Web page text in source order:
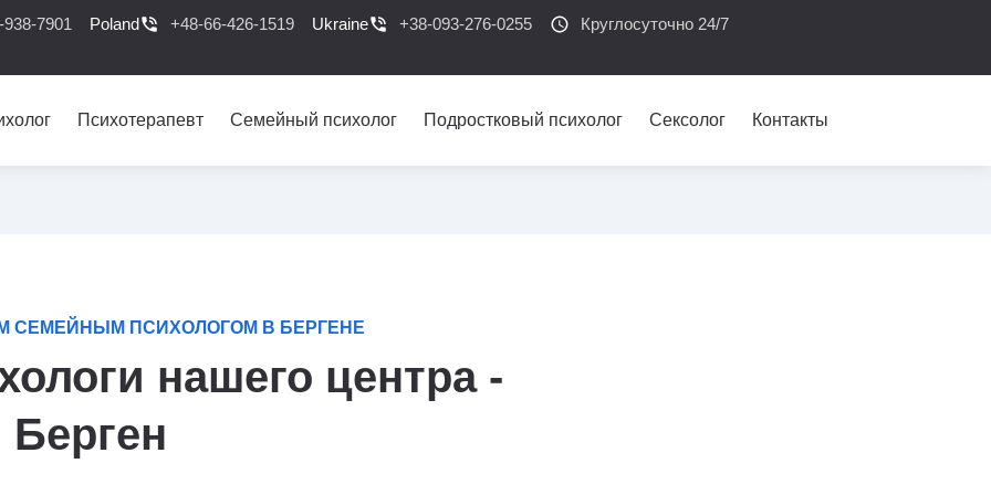
7901 Polandphone_in_talk +48-66-426-1519 Ukrainephone_in_talk +38-093-276-0255 schedule Круглосуточно 24/7
Психотерапевт Семейный психолог Подростковый психолог Сексолог Контакты
СЕМЕЙНЫМ ПСИХОЛОГОМ В БЕРГЕНЕ
нашего центра -
Берген